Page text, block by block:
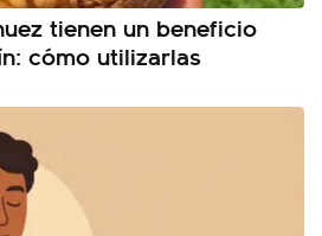
tienen un beneficio
cómo utilizarlas